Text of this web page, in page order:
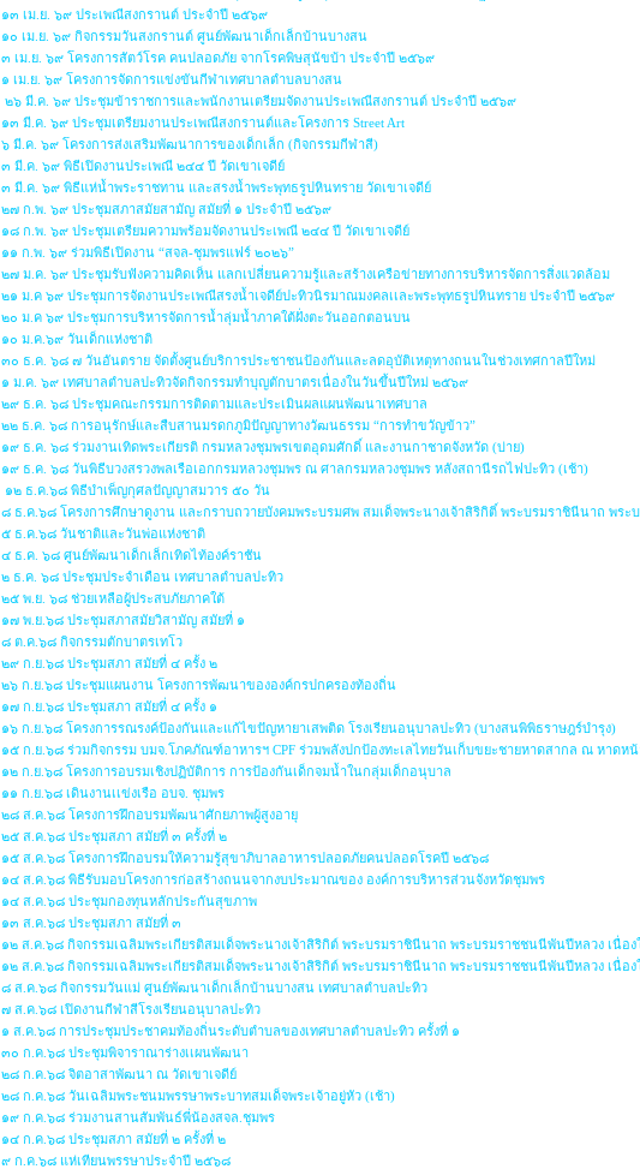
๑๓ เม.ย. ๖๙ ประเพณีสงกรานต์ ประจำปี ๒๕๖๙
๑๐ เม.ย. ๖๙ กิจกรรมวันสงกรานต์ ศูนย์พัฒนาเด็กเล็กบ้านบางสน
๓ เม.ย. ๖๙ โครงการสัตว์โรค คนปลอดภัย จากโรคพิษสุนัขบ้า ประจำปี ๒๕๖๙
๑ เม.ย. ๖๙ โครงการจัดการแข่งขันกีฬาเทศบาลตำบลบางสน
๒๖ มี.ค. ๖๙ ประชุมข้าราชการและพนักงานเตรียมจัดงานประเพณีสงกรานต์ ประจำปี ๒๕๖๙
๑๓ มี.ค. ๖๙ ประชุมเตรียมงานประเพณีสงกรานต์และโครงการ Street Art
๖ มี.ค. ๖๙ โครงการส่งเสริมพัฒนาการของเด็กเล็ก (กิจกรรมกีฬาสี)
๓ มี.ค. ๖๙ พิธีเปิดงานประเพณี ๒๔๔ ปี วัดเขาเจดีย์
๓ มี.ค. ๖๙ พิธีแห่น้ำพระราชทาน และสรงน้ำพระพุทธรูปหินทราย วัดเขาเจดีย์
๒๗ ก.พ. ๖๙ ประชุมสภาสมัยสามัญ สมัยที่ ๑ ประจำปี ๒๕๖๙
๑๘ ก.พ. ๖๙ ประชุมเตรียมความพร้อมจัดงานประเพณี ๒๔๔ ปี วัดเขาเจดีย์
๑๑ ก.พ. ๖๙ ร่วมพิธีเปิดงาน “สจล-ชุมพรแฟร์ ๒๐๒๖”
๒๗ ม.ค. ๖๙ ประชุมรับฟังความคิดเห็น แลกเปลี่ยนความรู้และสร้างเครือข่ายทางการบริหารจัดการสิ่งแวดล้อม
๒๑ ม.ค ๖๙ ประชุมการจัดงานประเพณีสรงน้ำเจดีย์ปะทิวนิรมาณมงคลเเละพระพุทธรูปหินทราย ประจำปี ๒๕๖๙
๒๐ ม.ค ๖๙ ประชุมการบริหารจัดการน้ำลุ่มน้ำภาคใต้ฝั่งตะวันออกตอนบน
๑๐ ม.ค.๖๙ วันเด็กแห่งชาติ
๓๐ ธ.ค. ๖๘ ๗ วันอันตราย จัดตั้งศูนย์บริการประชาชนป้องกันและลดอุบัติเหตุทางถนนในช่วงเทศกาลปีใหม่
๑ ม.ค. ๖๙ เทศบาลตำบลปะทิวจัดกิจกรรมทำบุญตักบาตรเนื่องในวันขึ้นปีใหม่ ๒๕๖๙
๒๙ ธ.ค. ๖๘ ประชุมคณะกรรมการติดตามและประเมินผลแผนพัฒนาเทศบาล
๒๒ ธ.ค. ๖๘ การอนุรักษ์และสืบสานมรดกภูมิปัญญาทางวัฒนธรรม “การทำขวัญข้าว”
๑๙ ธ.ค. ๖๘ ร่วมงานเทิดพระเกียรติ กรมหลวงชุมพรเขตอุดมศักดิ์ และงานกาชาดจังหวัด (บ่าย)
๑๙ ธ.ค. ๖๘ วันพิธีบวงสรวงพลเรือเอกกรมหลวงชุมพร ณ ศาลกรมหลวงชุมพร หลังสถานีรถไฟปะทิว (เช้า)
๑๒ ธ.ค.๖๘ พิธีบำเพ็ญกุศลปัญญาสมวาร ๕๐ วัน
๘ ธ.ค.๖๘ โครงการศึกษาดูงาน และกราบถวายบังคมพระบรมศพ สมเด็จพระนางเจ้าสิริกิติ์ พระบรมราชินีนาถ พร
๕ ธ.ค.๖๘ วันชาติและวันพ่อแห่งชาติ
๔ ธ.ค. ๖๘ ศูนย์พัฒนาเด็กเล็กเทิดไท้องค์ราชัน
๒ ธ.ค. ๖๘ ประชุมประจำเดือน เทศบาลตำบลปะทิว
๒๕ พ.ย. ๖๘ ช่วยเหลือผู้ประสบภัยภาคใต้
๑๗ พ.ย.๖๘ ประชุมสภาสมัยวิสามัญ สมัยที่ ๑
๘ ต.ค.๖๘ กิจกรรมตักบาตรเทโว
๒๙ ก.ย.๖๘ ประชุมสภา สมัยที่ ๔ ครั้ง ๒
๒๖ ก.ย.๖๘ ประชุมแผนงาน โครงการพัฒนาขององค์กรปกครองท้องถิ่น
๑๗ ก.ย.๖๘ ประชุมสภา สมัยที่ ๔ ครั้ง ๑
๑๖ ก.ย.๖๘ โครงการรณรงค์ป้องกันและแก้ไขปัญหายาเสพติด โรงเรียนอนุบาลปะทิว (บางสนพิพิธราษฎร์บำรุง)
๑๕ ก.ย.๖๘ ร่วมกิจกรรม บมจ.โภคภัณฑ์อาหารฯ CPF ร่วมพลังปกป้องทะเลไทยวันเก็บขยะชายหาดสากล ณ หาดห
๑๒ ก.ย.๖๘ โครงการอบรมเชิงปฏิบัติการ การป้องกันเด็กจมน้ำในกลุ่มเด็กอนุบาล
๑๑ ก.ย.๖๘ เดินงานเเข่งเรือ อบจ. ชุมพร
๒๘ ส.ค.๖๘ โครงการฝึกอบรมพัฒนาศักยภาพผู้สูงอายุ
๒๕ ส.ค.๖๘ ประชุมสภา สมัยที่ ๓ ครั้งที่ ๒
๑๕ ส.ค.๖๘ โครงการฝึกอบรมให้ความรู้สุขาภิบาลอาหารปลอดภัยคนปลอดโรคปี ๒๕๖๘
๑๔ ส.ค.๖๘ พิธีรับมอบโครงการก่อสร้างถนนจากงบประมาณของ องค์การบริหารส่วนจังหวัดชุมพร
๑๔ ส.ค.๖๘ ประชุมกองทุนหลักประกันสุขภาพ
๑๓ ส.ค.๖๘ ประชุมสภา สมัยที่ ๓
๑๒ ส.ค.๖๘ กิจกรรมเฉลิมพระเกียรติสมเด็จพระนางเจ้าสิริกิต์ พระบรมราชินีนาถ พระบรมราชชนนีพันปีหลวง เนื่อ
๑๒ ส.ค.๖๘ กิจกรรมเฉลิมพระเกียรติสมเด็จพระนางเจ้าสิริกิต์ พระบรมราชินีนาถ พระบรมราชชนนีพันปีหลวง เนื่อ
๘ ส.ค.๖๘ กิจกรรมวันแม่ ศูนย์พัฒนาเด็กเล็กบ้านบางสน เทศบาลตำบลปะทิว
๗ ส.ค.๖๘ เปิดงานกีฬาสีโรงเรียนอนุบาลปะทิว
๑ ส.ค.๖๘ การประชุมประชาคมท้องถิ่นระดับตำบลของเทศบาลตำบลปะทิว ครั้งที่ ๑
๓๐ ก.ค.๖๘ ประชุมพิจาราณาร่างเเผนพัฒนา
๒๘ ก.ค.๖๘ จิตอาสาพัฒนา ณ วัดเขาเจดีย์
๒๘ ก.ค.๖๘ วันเฉลิมพระชนมพรรษาพระบาทสมเด็จพระเจ้าอยู่หัว (เช้า)
๑๙ ก.ค.๖๘ ร่วมงานสานสัมพันธ์พี่น้องสจล.ชุมพร
๑๔ ก.ค.๖๘ ประชุมสภา สมัยที่ ๒ ครั้งที่ ๒
๙ ก.ค.๖๘ แห่เทียนพรรษาประจำปี ๒๕๖๘